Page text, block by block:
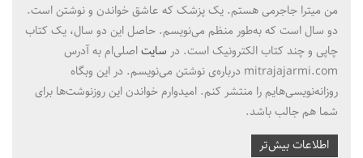
من میترا جاجرمی هستم. یک پزشک که عاشق خواندن و نوشتن است.
دو سال است که به‌طور منظم می‌نویسم. حاصل این دو سال، یک کتاب
چاپی و چند کتاب الکترونیک است. در سایتاصلی‌ام به آدرس
mitrajajarmi.com درباره‌ی نوشتن می‌نویسم. در این وبگاه
روزانه‌نویسی‌هایم را منتشر کنم. امیدوارم خواندن این روزنوشت‌ها برای
شما هم جالب باشد.
اطلاعات بیش‌تر